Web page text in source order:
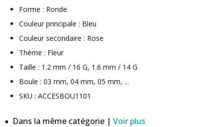
Forme : Ronde
Couleur principale : Bleu
Couleur secondaire : Rose
Thème : Fleur
Taille : 1.2 mm / 16 G, 1.6 mm / 14 G
Boule : 03 mm, 04 mm, 05 mm, ...
SKU : ACCESBOU1101
Dans la même catégorie | Voir plus